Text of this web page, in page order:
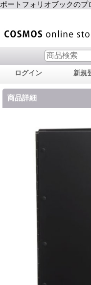
ポートフォリオブックのプ
ログイン 新規
商品詳細